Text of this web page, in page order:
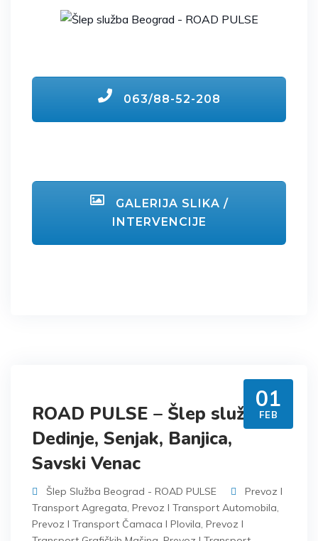
063/88-52-208
GALERIJA SLIKA /
INTERVENCIJE
01
FEB
ROAD PULSE – Šlep služba
Dedinje, Senjak, Banjica,
Savski Venac
Šlep Služba Beograd - ROAD PULSE
Prevoz I
Transport Agregata, Prevoz I Transport Automobila,
Prevoz I Transport Čamaca I Plovila, Prevoz I